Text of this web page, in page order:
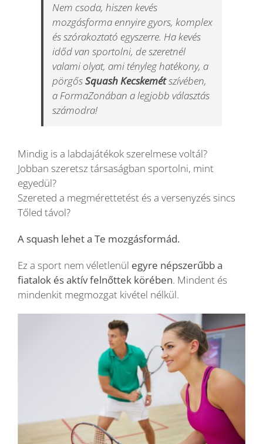
Nem csoda, hiszen kevés
mozgásforma ennyire gyors, komplex
és szórakoztató egyszerre. Ha kevés
időd van sportolni, de szeretnél
valami olyat, ami tényleg hatékony, a
pörgősSquash Kecskemétszívében,
a FormaZonában a legjobb választás
számodra!
Mindig is a labdajátékok szerelmese voltál?
Jobban szeretsz társaságban sportolni, mint
egyedül?
Szereted a megmérettetést és a versenyzés sincs
Tőled távol?
A squash lehet a Te mozgásformád.
Ez a sport nem véletlenül egyre népszerűbb a
fiatalok és aktív felnőttek körében. Mindent és
mindenkit megmozgat kivétel nélkül.